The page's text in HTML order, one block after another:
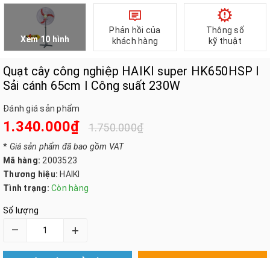
Xem 10 hình
Phản hồi của
khách hàng
Thông số
kỹ thuật
Quạt cây công nghiệp HAIKI super HK650HSP I
Sải cánh 65cm I Công suất 230W
Đánh giá sản phẩm
1.340.000₫ 1.750.000₫
* Giá sản phẩm đã bao gồm VAT
Mã hàng: 2003523
Thương hiệu: HAIKI
Tình trạng: Còn hàng
Số lượng
– +